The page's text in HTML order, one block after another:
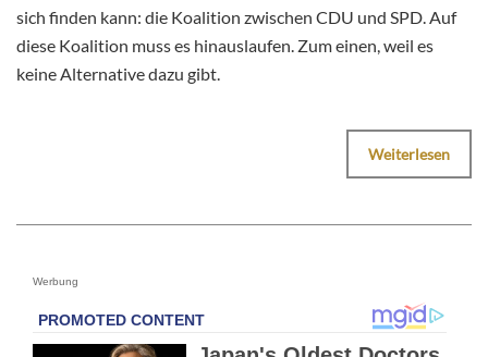
sich finden kann: die Koalition zwischen CDU und SPD. Auf
diese Koalition muss es hinauslaufen. Zum einen, weil es
keine Alternative dazu gibt.
Weiterlesen
Werbung